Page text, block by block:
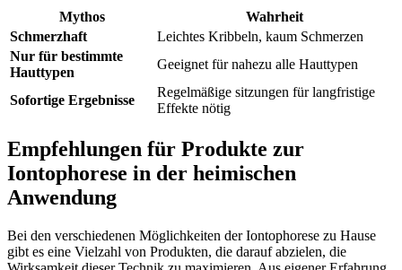
Mythos
Wahrheit
Schmerzhaft
Leichtes Kribbeln, kaum Schmerzen
Nur für bestimmte
Hauttypen
Geeignet für nahezu alle Hauttypen
Sofortige Ergebnisse
Regelmäßige sitzungen für langfristige
Effekte nötig
Empfehlungen für Produkte zur
Iontophorese in der heimischen
Anwendung
Bei den verschiedenen Möglichkeiten der Iontophorese zu Hause
gibt es eine Vielzahl von Produkten, die darauf abzielen, die